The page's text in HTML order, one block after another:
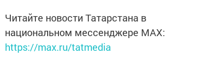
Читайте новости Татарстана в
национальном мессенджере MАХ:
https://max.ru/tatmedia